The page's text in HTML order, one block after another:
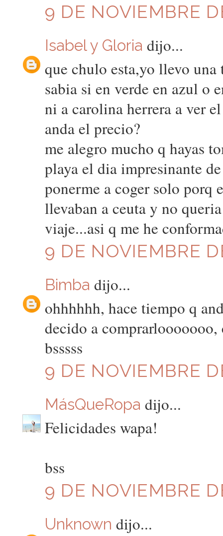
9 DE NOVIEMBRE
Isabel y Gloria dijo...
que chulo esta,yo llevo una
sabia si en verde en azul o
ni a carolina herrera a ver
anda el precio?
me alegro mucho q hayas
playa el dia impresinante
ponerme a coger solo porq
llevaban a ceuta y no
viaje...asi q me he
9 DE NOVIEMBRE
Bimba dijo...
ohhhhhh, hace tiempo q
decido a
bsssss
9 DE NOVIEMBRE
MásQueRopa dijo...
Felicidades wapa!
bss
9 DE NOVIEMBRE
Unknown dijo...